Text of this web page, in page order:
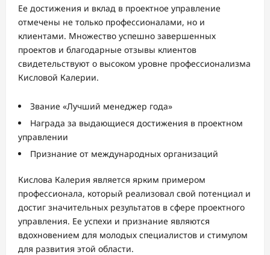
Ее достижения и вклад в проектное управление
отмечены не только профессионалами, но и
клиентами. Множество успешно завершенных
проектов и благодарные отзывы клиентов
свидетельствуют о высоком уровне профессионализма
Кисловой Калерии.
Звание «Лучший менеджер года»
Награда за выдающиеся достижения в проектном
управлении
Признание от международных организаций
Кислова Калерия является ярким примером
профессионала, который реализовал свой потенциал и
достиг значительных результатов в сфере проектного
управления. Ее успехи и признание являются
вдохновением для молодых специалистов и стимулом
для развития этой области.